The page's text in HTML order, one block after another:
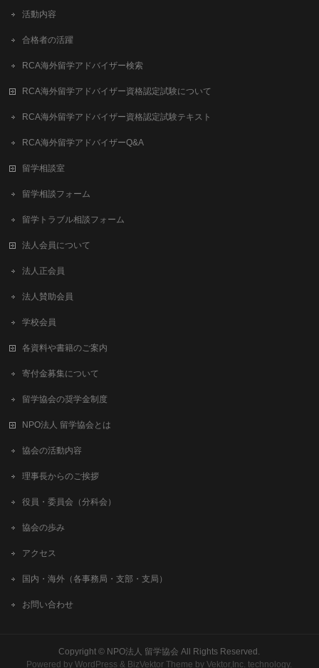
活動内容
合格者の活躍
RCA海外留学アドバイザー検索
RCA海外留学アドバイザー資格認定試験について
RCA海外留学アドバイザー資格認定試験テキスト
RCA海外留学アドバイザーQ&A
留学相談室
留学相談フォーム
留学トラブル相談フォーム
法人会員について
法人正会員
法人賛助会員
学校会員
各資料や書籍のご案内
寄付金募集について
留学協会の奨学金制度
NPO法人 留学協会とは
協会の活動内容
理事長からのご挨拶
役員・委員会（分科会）
協会の歩み
アクセス
国内・海外（各事務局・支部・支局）
お問い合わせ
Copyright © NPO法人 留学協会 All Rights Reserved.
Powered byWordPress & BizVektor Theme byVektor,Inc. technology.